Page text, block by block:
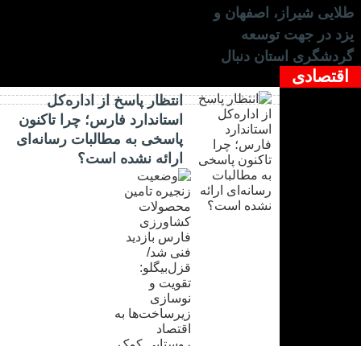
طلایی شیراز، اصفهان و
یزد در جهت توسعه
گردشگری استان دنبال
شود
اقتصادی
انتظار پاسخ از اداره‌کل
استاندارد فارس؛ چرا تاکنون
پاسخی به مطالبات رسانه‌ای
ارائه نشده است؟